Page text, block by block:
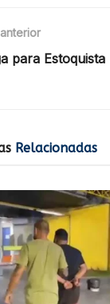
para
Relacionadas